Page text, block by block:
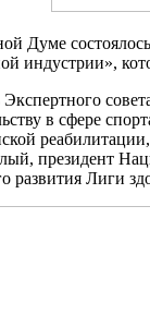
Думе
индустрии»,
Экспертного
в сфере
президент
развития Лиги